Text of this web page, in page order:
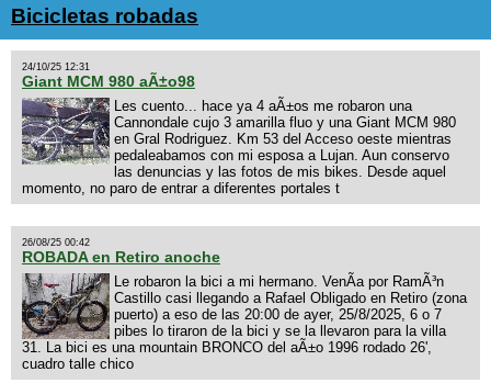
Bicicletas robadas
24/10/25 12:31
Giant MCM 980 aÃ±o98
Les cuento... hace ya 4 aÃ±os me robaron una
Cannondale cujo 3 amarilla fluo y una Giant MCM 980
en Gral Rodriguez. Km 53 del Acceso oeste mientras
pedaleabamos con mi esposa a Lujan. Aun conservo
las denuncias y las fotos de mis bikes. Desde aquel
momento, no paro de entrar a diferentes portales t
26/08/25 00:42
ROBADA en Retiro anoche
Le robaron la bici a mi hermano. VenÃ­a por RamÃ³n
Castillo casi llegando a Rafael Obligado en Retiro (zona
puerto) a eso de las 20:00 de ayer, 25/8/2025, 6 o 7
pibes lo tiraron de la bici y se la llevaron para la villa
31. La bici es una mountain BRONCO del aÃ±o 1996 rodado 26',
cuadro talle chico